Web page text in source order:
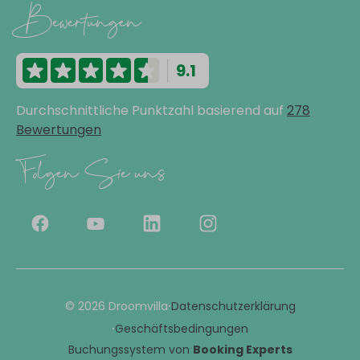
Bewertungen
9.1
Durchschnittliche Punktzahl basierend auf 278
Bewertungen
Folgen Sie uns
© 2026 Droomvilla·Datenschutzerklärung
·Geschäftsbedingungen
Buchungssystem von Booking Experts